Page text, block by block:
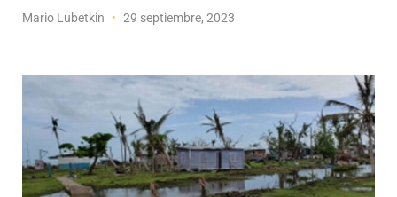
Mario Lubetkin 29 septiembre, 2023